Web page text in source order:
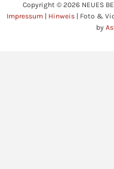
Copyright © 2026 NEUES
Impressum
Hinweis | Foto &
by